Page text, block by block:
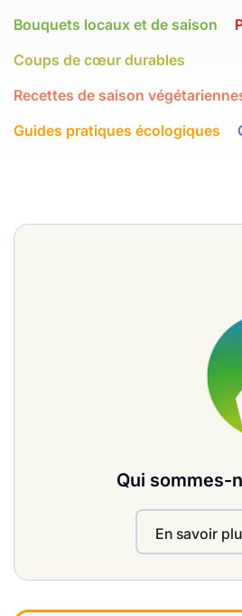
Bouquets locaux et de saison
Coups de cœur durables
Recettes de saison
Guides pratiques écologiques
Qui sommes-
En savoir